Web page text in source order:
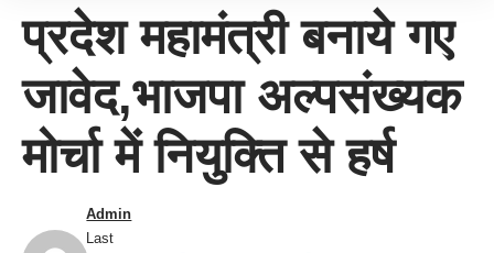
प्रदेश महामंत्री बनाये गए
जावेद,भाजपा अल्पसंख्यक
मोर्चा में नियुक्ति से हर्ष
Last
Admin